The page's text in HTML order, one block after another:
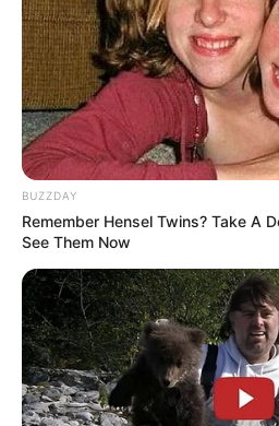
BUZZDAY
Remember Hensel Twins? Take A
See Them Now